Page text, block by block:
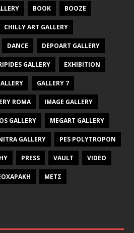
BOOK BOOZE
CHILLY ART GALLERY
DANCE DEPOART GALLERY
GALLERY EXHIBITION
GALLERY 7
ROMA IMAGE GALLERY
GALLERY MEGART GALLERY
GALLERY PES POLYTROPON
PRESS VAULT VIDEO
ΜΕΤΣ